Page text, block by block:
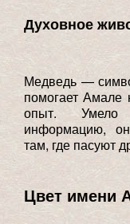
Духовное
Медведь —
помогает Амале
опыт. Умело
информацию,
там, где пасуют
Цвет имени